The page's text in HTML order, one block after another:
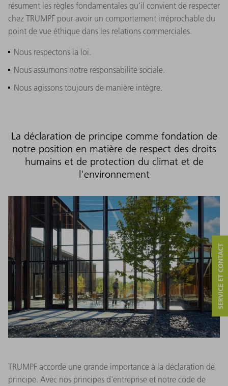
résument les règles fondamentales qu’il convient de respecter
chez TRUMPF pour avoir un comportement irréprochable du
point de vue éthique dans les relations commerciales.
Nous respectons la loi.
Nous assumons notre responsabilité sociale.
Nous agissons toujours de manière intègre.
La déclaration de principe comme fondation de
notre position en matière de respect des droits
humains et de protection du climat et de
l'environnement
TRUMPF accorde une grande importance à la déclaration de
principe. Avec nos principes d'entreprise et notre code de
SERVICE ET CONTACT